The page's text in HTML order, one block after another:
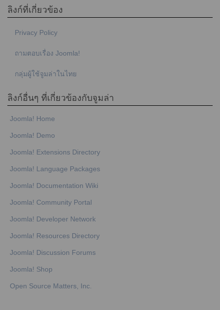
ลิงก์ที่เกี่ยวข้อง
Privacy Policy
ถามตอบเรื่อง Joomla!
กลุ่มผู้ใช้จูมล่าในไทย
ลิงก์อื่นๆ ที่เกี่ยวข้องกับจูมล่า
Joomla! Home
Joomla! Demo
Joomla! Extensions Directory
Joomla! Language Packages
Joomla! Documentation Wiki
Joomla! Community Portal
Joomla! Developer Network
Joomla! Resources Directory
Joomla! Discussion Forums
Joomla! Shop
Open Source Matters, Inc.